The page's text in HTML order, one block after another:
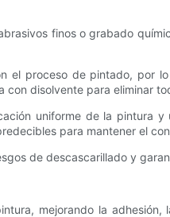
finos o grabado
proceso de pintado, por
disolvente para eliminar
uniforme de la pintura
para mantener el
de descascarillado y
mejorando la